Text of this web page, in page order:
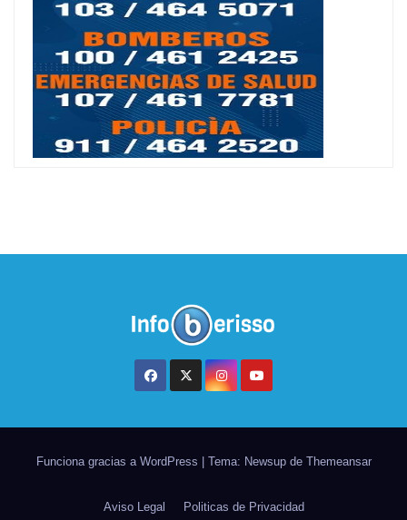
Funciona gracias a WordPress Tema: Newsup de Themeansar
Aviso Legal Politicas de Privacidad